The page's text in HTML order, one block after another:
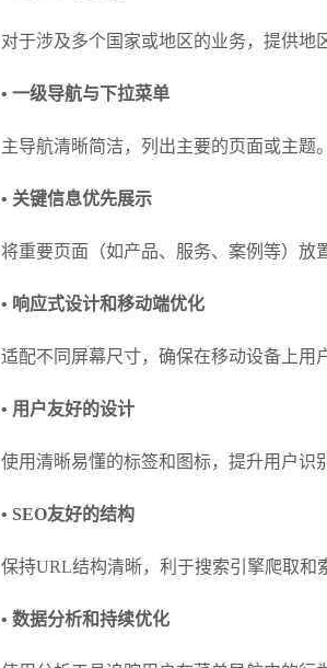
对于涉及多个国家或地区的业务，提供地
• 一级导航与下拉菜单
主导航清晰简洁，列出主要的页面或主题
• 关键信息优先展示
将重要页面（如产品、服务、案例等）放
• 响应式设计和移动端优化
适配不同屏幕尺寸，确保在移动设备上用
• 用户友好的设计
使用清晰易懂的标签和图标，提升用户识
• SEO友好的结构
保持URL结构清晰，利于搜索引擎爬取和
• 数据分析和持续优化